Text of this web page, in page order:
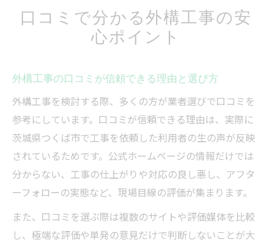
口コミで分かる外構工事の安
心ポイント
外構工事の口コミが信頼できる理由と選び方
外構工事を検討する際、多くの方が業者選びで口コミを
参考にしています。口コミが信頼できる理由は、実際に
茨城県つくば市で工事を依頼した利用者の生の声が反映
されているためです。公式ホームページの情報だけでは
分からない、工事の仕上がりや対応の良し悪し、アフタ
ーフォローの実態など、現場目線の評価が集まります。
また、口コミを選ぶ際は複数のサイトや評価媒体を比較
し、極端な評価や単発の意見だけで判断しないことが大